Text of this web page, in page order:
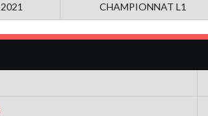
CHAMPIONNAT L1